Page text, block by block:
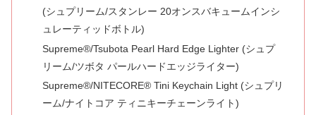
(シュプリーム/スタンレー 20オンスバキュームインシ
ュレーティッドボトル)
Supreme®/Tsubota Pearl Hard Edge Lighter (シュプ
リーム/ツボタ パールハードエッジライター)
Supreme®/NITECORE® Tini Keychain Light (シュプリ
ーム/ナイトコア ティニキーチェーンライト)